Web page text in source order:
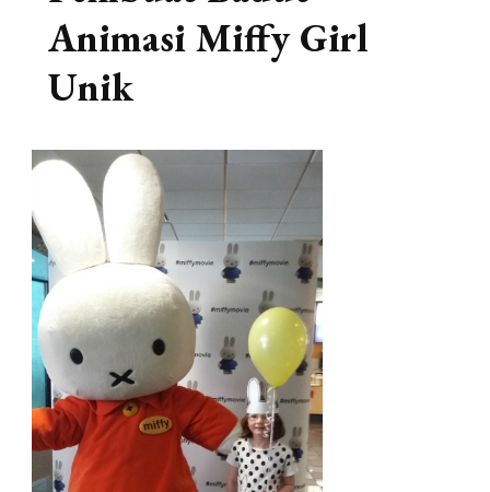
Animasi Miffy Girl
Unik